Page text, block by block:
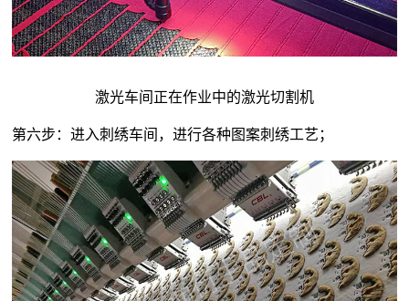
激光车间正在作业中的激光切割机
第六步：进入刺绣车间，进行各种图案刺绣工艺；